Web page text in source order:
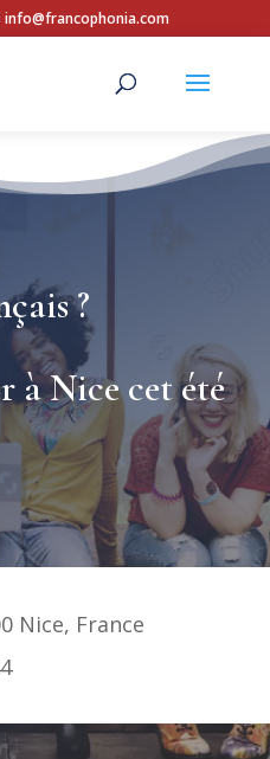
info@francophonia.com
?
à Nice cet été
Nice, France